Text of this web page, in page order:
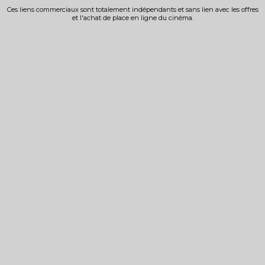
Ces liens commerciaux sont totalement indépendants et sans lien avec les offres
et l'achat de place en ligne du cinéma.